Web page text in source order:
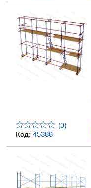
Код: 45388
(0)